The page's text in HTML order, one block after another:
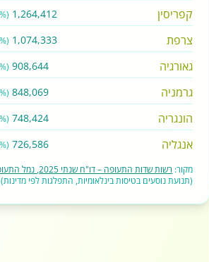
קפריסין 1,264,412
(6.84%)
צרפת 1,074,333
(5.81%)
גאורגיה 908,644
(4.91%)
גרמניה 848,069
(4.59%)
הונגריה 748,424
(4.05%)
אנגליה 726,586
(3.93%)
מקור: רשות שדות התעופה – דו"ח שנתי 2025, נמל התעופה בן-גוריון
(תנועת נוסעים בטיסות בינלאומיות, התפלגות לפי מדינות)